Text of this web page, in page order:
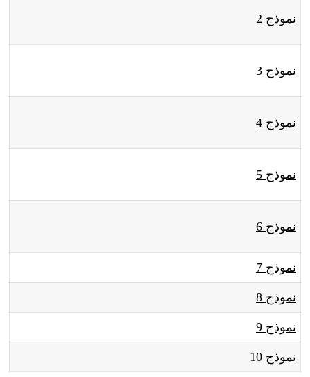
نموذج 2
نموذج 3
نموذج 4
نموذج 5
نموذج 6
نموذج 7
نموذج 8
نموذج 9
نموذج 10